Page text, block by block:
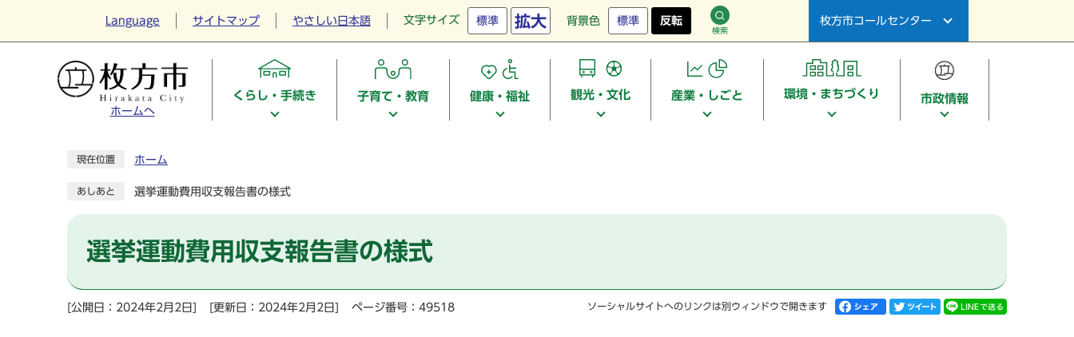
Language サイトマップ やさしい日本語 文字サイズ 標準 拡大 背景色 標準 反転
検索
枚方市コールセンター
ホームへ
くらし・手続き 子育て・教育 健康・福祉 観光・文化 産業・しごと 環境・まちづくり 市政情報
現在位置 ホーム
あしあと 選挙運動費用収支報告書の様式
選挙運動費用収支報告書の様式
[公開日：2024年2月2日] [更新日：2024年2月2日] ページ番号：49518 ソーシャルサイトへのリンクは別ウィンドウで開きます